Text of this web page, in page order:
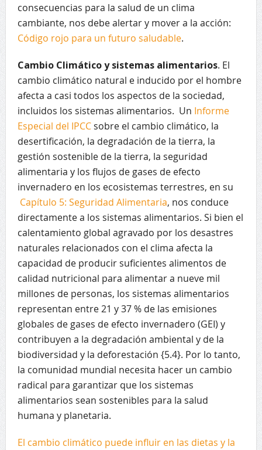
consecuencias para la salud de un clima
cambiante, nos debe alertar y mover a la acción:
Código rojo para un futuro saludable.
Cambio Climático y sistemas alimentarios. El
cambio climático natural e inducido por el hombre
afecta a casi todos los aspectos de la sociedad,
incluidos los sistemas alimentarios. Un Informe
Especial del IPCCsobre el cambio climático, la
desertificación, la degradación de la tierra, la
gestión sostenible de la tierra, la seguridad
alimentaria y los flujos de gases de efecto
invernadero en los ecosistemas terrestres, en su
Capítulo 5: Seguridad Alimentaria, nos conduce
directamente a los sistemas alimentarios. Si bien el
calentamiento global agravado por los desastres
naturales relacionados con el clima afecta la
capacidad de producir suficientes alimentos de
calidad nutricional para alimentar a nueve mil
millones de personas, los sistemas alimentarios
representan entre 21 y 37 % de las emisiones
globales de gases de efecto invernadero (GEI) y
contribuyen a la degradación ambiental y de la
biodiversidad y la deforestación {5.4}. Por lo tanto,
la comunidad mundial necesita hacer un cambio
radical para garantizar que los sistemas
alimentarios sean sostenibles para la salud
humana y planetaria.
El cambio climático puede influir en las dietas y la